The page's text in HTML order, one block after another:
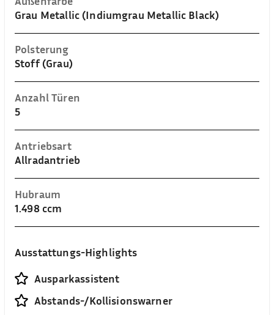
Grau Metallic (Indiumgrau Metallic Black)
Polsterung
Stoff (Grau)
Anzahl Türen
5
Antriebsart
Allradantrieb
Hubraum
1.498 ccm
Ausstattungs-Highlights
Ausparkassistent
Abstands-/Kollisionswarner